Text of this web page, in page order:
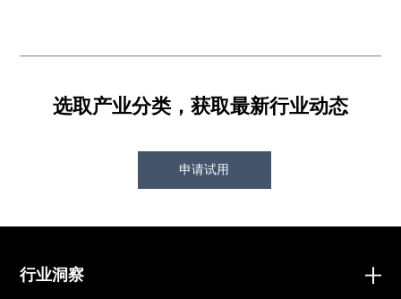
选取产业分类，获取最新行业动态
申请试用
行业洞察